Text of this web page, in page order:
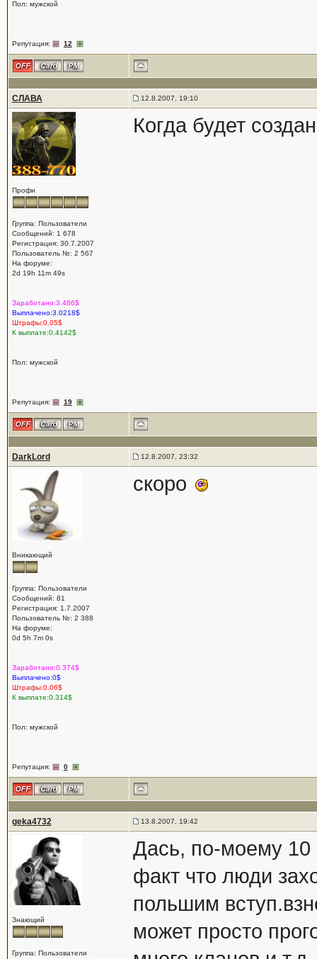
Пол: мужской
Репутация: 12
СЛАВА 12.8.2007, 19:10
Профи
Группа: Пользователи
Сообщений: 1 678
Регистрация: 30.7.2007
Пользователь №: 2 567
На форуме:
2d 19h 11m 49s
Заработано:3.486$
Выплачено:3.0218$
Штрафы:0.05$
К выплате:0.4142$
Пол: мужской
Репутация: 19
Когда будет
DarkLord 12.8.2007, 23:32
Вникающий
Группа: Пользователи
Сообщений: 81
Регистрация: 1.7.2007
Пользователь №: 2 388
На форуме:
0d 5h 7m 0s
Заработано:0.374$
Выплачено:0$
Штрафы:0.06$
К выплате:0.314$
Пол: мужской
Репутация: 0
скоро
geka4732 13.8.2007, 19:42
Знающий
Группа: Пользователи
Дась, по-моему 10
факт что люди
польшим
может просто